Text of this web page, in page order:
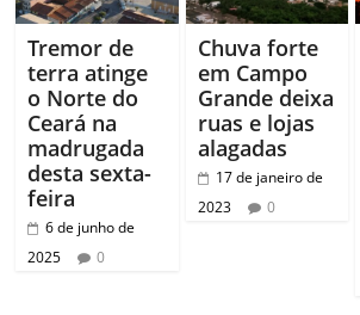
Tremor de
terra atinge
o Norte do
Ceará na
madrugada
desta sexta-
feira
6 de junho de
2025
0
Chuva forte
em Campo
Grande deixa
ruas e lojas
alagadas
17 de janeiro de
2023
0